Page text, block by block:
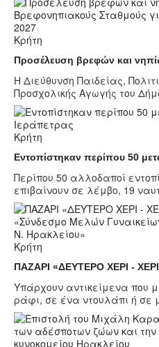
Κρήτη
Προσέλευση βρεφών και
Η Διεύθυνση Παιδείας,
Προσχολικής Αγωγής του
Κρήτη
Εντοπίστηκαν περίπου 50
Περίπου 50 αλλοδαποί
επιβαίνουν σε λέμβο, 19
Κρήτη
ΠΑΖΑΡΙ «ΔΕΥΤΕΡΟ ΧΕΡΙ -
Υπάρχουν αντικείμενα που
ράφι, σε ένα ντουλάπι ή σε